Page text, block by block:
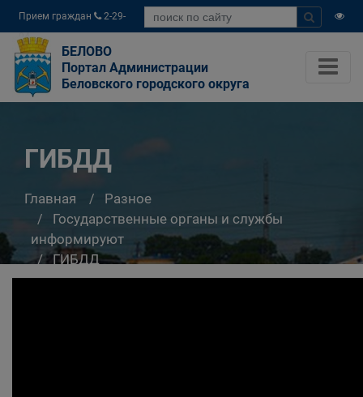
Прием граждан
2-29-
04
БЕЛОВО
Портал Администрации
Беловского городского округа
ГИБДД
Главная
Разное
Государственные органы и службы
информируют
ГИБДД